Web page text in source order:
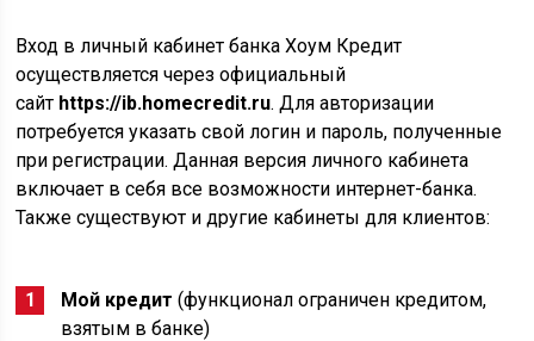
Вход в личный кабинет банка Хоум Кредит
осуществляется через официальный
сайт https://ib.homecredit.ru. Для авторизации
потребуется указать свой логин и пароль, полученные
при регистрации. Данная версия личного кабинета
включает в себя все возможности интернет-банка.
Также существуют и другие кабинеты для клиентов:
Мой кредит (функционал ограничен кредитом,
взятым в банке)